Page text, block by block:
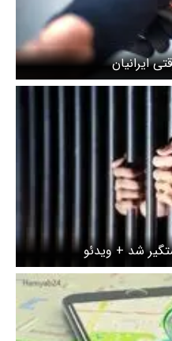
ایرانیان
شد + ویدئو